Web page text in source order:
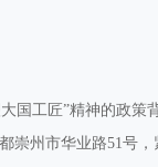
国工匠”精神的政策
州市华业路51号，